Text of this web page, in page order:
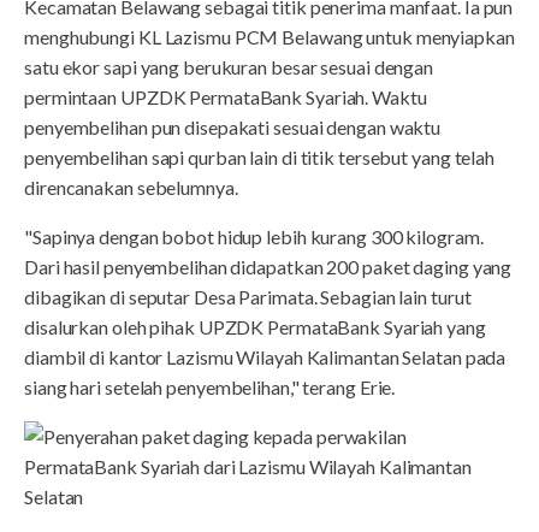
Kecamatan Belawang sebagai titik penerima manfaat. Ia pun
menghubungi KL Lazismu PCM Belawang untuk menyiapkan
satu ekor sapi yang berukuran besar sesuai dengan
permintaan UPZDK PermataBank Syariah. Waktu
penyembelihan pun disepakati sesuai dengan waktu
penyembelihan sapi qurban lain di titik tersebut yang telah
direncanakan sebelumnya.
"Sapinya dengan bobot hidup lebih kurang 300 kilogram.
Dari hasil penyembelihan didapatkan 200 paket daging yang
dibagikan di seputar Desa Parimata. Sebagian lain turut
disalurkan oleh pihak UPZDK PermataBank Syariah yang
diambil di kantor Lazismu Wilayah Kalimantan Selatan pada
siang hari setelah penyembelihan," terang Erie.